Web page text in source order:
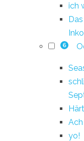
ich
6
yo!